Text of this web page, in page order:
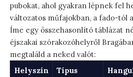
pubokat, ahol gyakran lépnek fel
változatos műfajokban, a fado-tól
Íme egy összehasonlító táblázat
éjszakai szórakozóhelyről
megtaláld a neked valót:
Helyszín
Típus